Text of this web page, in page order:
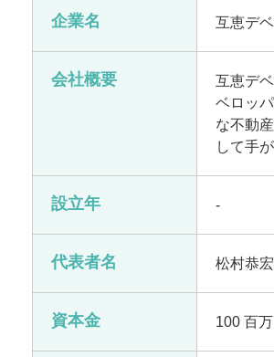
企業名 互恵デ
会社概要
互恵デ
ベロッ
な不動
して手
設立年 -
代表者名 松村恭宏
資本金 100 百万